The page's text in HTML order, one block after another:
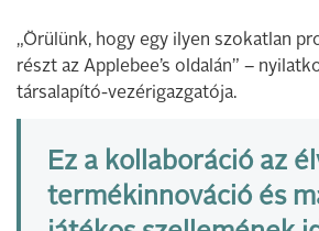
„Örülünk, hogy egy ilyen szokatlan
részt az Applebee’s oldalán” –
társalapító-vezérigazgatója.
Ez a kollaboráció az
termékinnováció és